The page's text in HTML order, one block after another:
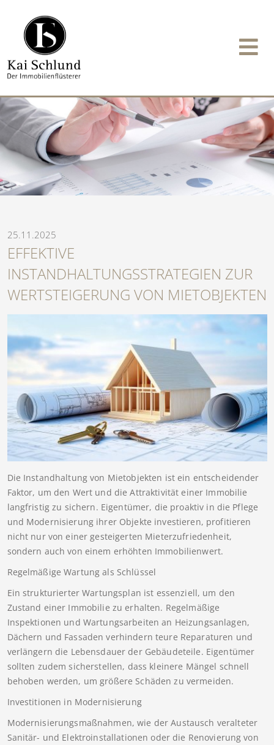
25.11.2025
EFFEKTIVE
INSTANDHALTUNGSSTRATEGIEN ZUR
WERTSTEIGERUNG VON MIETOBJEKTEN
Die Instandhaltung von Mietobjekten ist ein entscheidender
Faktor, um den Wert und die Attraktivität einer Immobilie
langfristig zu sichern. Eigentümer, die proaktiv in die Pflege
und Modernisierung ihrer Objekte investieren, profitieren
nicht nur von einer gesteigerten Mieterzufriedenheit,
sondern auch von einem erhöhten Immobilienwert.
Regelmäßige Wartung als Schlüssel
Ein strukturierter Wartungsplan ist essenziell, um den
Zustand einer Immobilie zu erhalten. Regelmäßige
Inspektionen und Wartungsarbeiten an Heizungsanlagen,
Dächern und Fassaden verhindern teure Reparaturen und
verlängern die Lebensdauer der Gebäudeteile. Eigentümer
sollten zudem sicherstellen, dass kleinere Mängel schnell
behoben werden, um größere Schäden zu vermeiden.
Investitionen in Modernisierung
Modernisierungsmaßnahmen, wie der Austausch veralteter
Sanitär- und Elektroinstallationen oder die Renovierung von